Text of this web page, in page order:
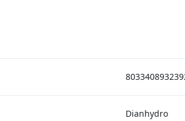
Dianhydro